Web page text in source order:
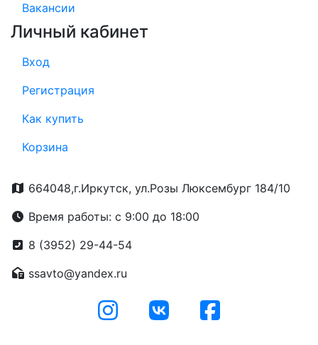
Вакансии
Личный кабинет
Вход
Регистрация
Как купить
Корзина
664048,г.Иркутск, ул.Розы Люксембург 184/10
Время работы: с 9:00 до 18:00
8 (3952) 29-44-54
ssavto@yandex.ru